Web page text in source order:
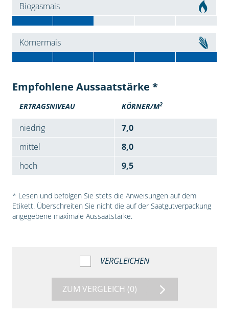
Biogasmais
Körnermais
Empfohlene Aussaatstärke *
ERTRAGSNIVEAU KÖRNER/M2
niedrig
7,0
mittel
8,0
hoch
9,5
* Lesen und befolgen Sie stets die Anweisungen auf dem
Etikett. Überschreiten Sie nicht die auf der Saatgutverpackung
angegebene maximale Aussaatstärke.
VERGLEICHEN
ZUM VERGLEICH (0)